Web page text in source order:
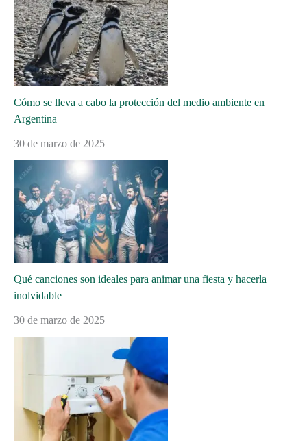
Cómo se lleva a cabo la protección del medio ambiente en
Argentina
30 de marzo de 2025
Qué canciones son ideales para animar una fiesta y hacerla
inolvidable
30 de marzo de 2025